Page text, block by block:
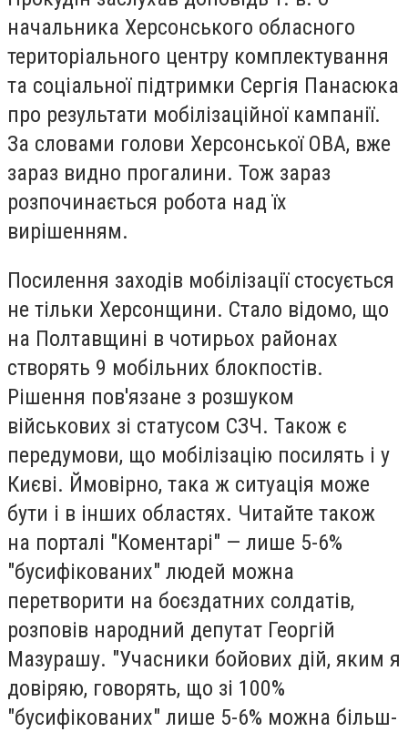
начальника Херсонського обласного
територіального центру комплектування
та соціальної підтримки Сергія Панасюка
про результати мобілізаційної кампанії.
За словами голови Херсонської ОВА, вже
зараз видно прогалини. Тож зараз
розпочинається робота над їх
вирішенням.
Посилення заходів мобілізації стосується
не тільки Херсонщини. Стало відомо, що
на Полтавщині в чотирьох районах
створять 9 мобільних блокпостів.
Рішення пов'язане з розшуком
військових зі статусом СЗЧ. Також є
передумови, що мобілізацію посилять і у
Києві. Ймовірно, така ж ситуація може
бути і в інших областях. Читайте також
на порталі "Коментарі" — лише 5-6%
"бусифікованих" людей можна
перетворити на боєздатних солдатів,
розповів народний депутат Георгій
Мазурашу. "Учасники бойових дій, яким я
довіряю, говорять, що зі 100%
"бусифікованих" лише 5-6% можна більш-